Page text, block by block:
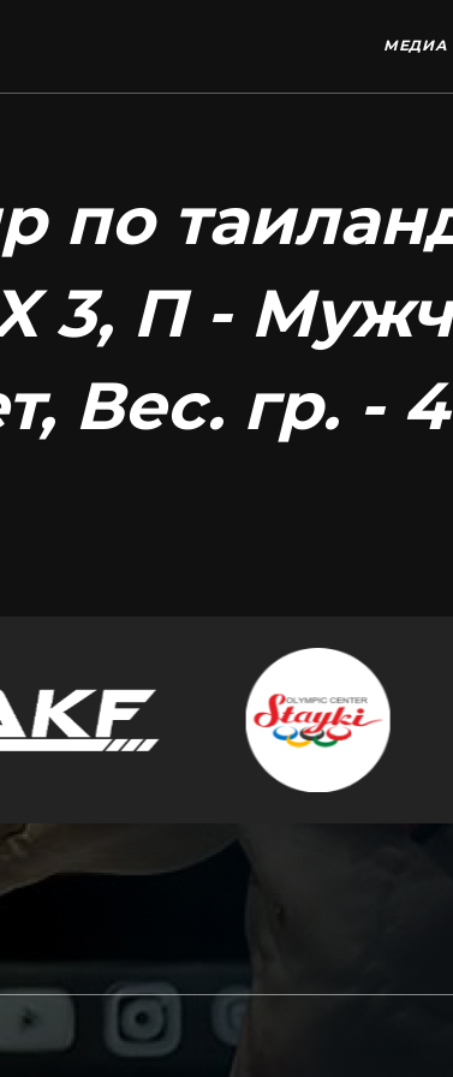
МЕДИА
по
3, П -
Вес. гр. -